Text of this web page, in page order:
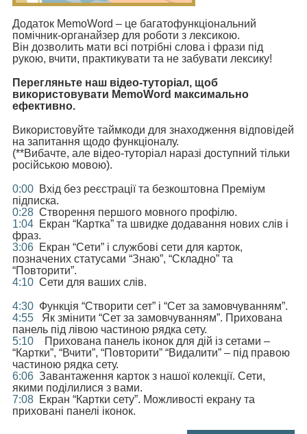
Додаток MemoWord – це багатофункціональний
помічник-органайзер для роботи з лексикою.
Він дозволить мати всі потрібні слова і фрази під
рукою, вчити, практикувати та не забувати лексику!
Перегляньте наш відео-туторіал, щоб
використовувати MemoWord максимально
ефективно.
Використовуйте таймкоди для знаходження відповідей
на запитання щодо функціоналу.
(**Вибачте, але відео-туторіал наразі доступний тільки
російською мовою).
0:00 Вхід без реєстрації та безкоштовна Преміум
підписка.
0:28 Створення першого мовного профілю.
1:04 Екран “Картка” та швидке додавання нових слів і
фраз.
3:06 Екран “Сети” і службові сети для карток,
позначених статусами “Знаю”, “Складно” та
“Повторити”.
4:10 Сети для ваших слів.
4:30 Функція “Створити сет” і “Сет за замовчуванням”.
4:55
Як змінити “Сет за замовчуванням”. Прихована
панель під лівою частиною рядка сету.
5:10
Прихована панель іконок для дій із сетами –
“Картки”, “Вчити”, “Повторити” “Видалити” – під правою
частиною рядка сету.
6:06 Завантаження карток з нашої колекції. Сети,
якими поділилися з вами.
7:08 Екран “Картки сету”. Можливості екрану та
приховані панелі іконок.